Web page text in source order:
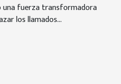
una fuerza transformadora
los llamados...